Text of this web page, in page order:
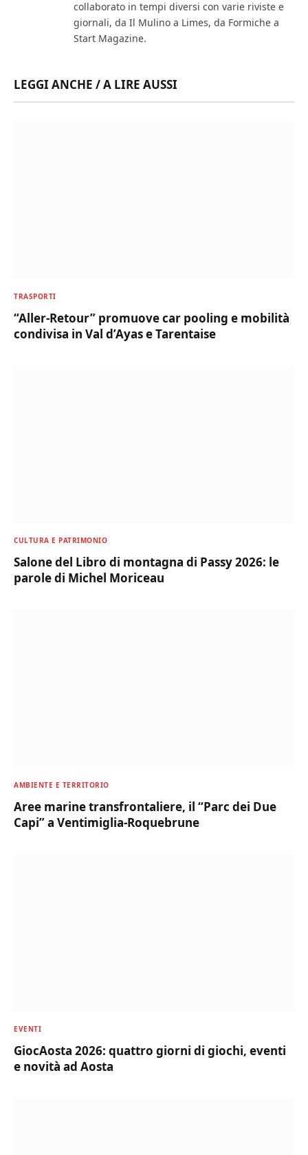
collaborato in tempi diversi con varie riviste e
giornali, da Il Mulino a Limes, da Formiche a
Start Magazine.
LEGGI ANCHE / A LIRE AUSSI
TRASPORTI
“Aller-Retour” promuove car pooling e mobilità
condivisa in Val d’Ayas e Tarentaise
CULTURA E PATRIMONIO
Salone del Libro di montagna di Passy 2026: le
parole di Michel Moriceau
AMBIENTE E TERRITORIO
Aree marine transfrontaliere, il “Parc dei Due
Capi” a Ventimiglia-Roquebrune
EVENTI
GiocAosta 2026: quattro giorni di giochi, eventi
e novità ad Aosta